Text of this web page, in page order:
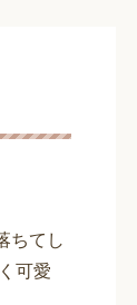
ちてし
可愛